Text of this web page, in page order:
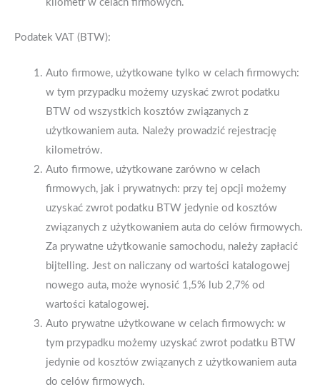
kilometr w celach firmowych.
Podatek VAT (BTW):
Auto firmowe, użytkowane tylko w celach firmowych:
w tym przypadku możemy uzyskać zwrot podatku
BTW od wszystkich kosztów związanych z
użytkowaniem auta. Należy prowadzić rejestrację
kilometrów.
Auto firmowe, użytkowane zarówno w celach
firmowych, jak i prywatnych: przy tej opcji możemy
uzyskać zwrot podatku BTW jedynie od kosztów
związanych z użytkowaniem auta do celów firmowych.
Za prywatne użytkowanie samochodu, należy zapłacić
bijtelling. Jest on naliczany od wartości katalogowej
nowego auta, może wynosić 1,5% lub 2,7% od
wartości katalogowej.
Auto prywatne użytkowane w celach firmowych: w
tym przypadku możemy uzyskać zwrot podatku BTW
jedynie od kosztów związanych z użytkowaniem auta
do celów firmowych.